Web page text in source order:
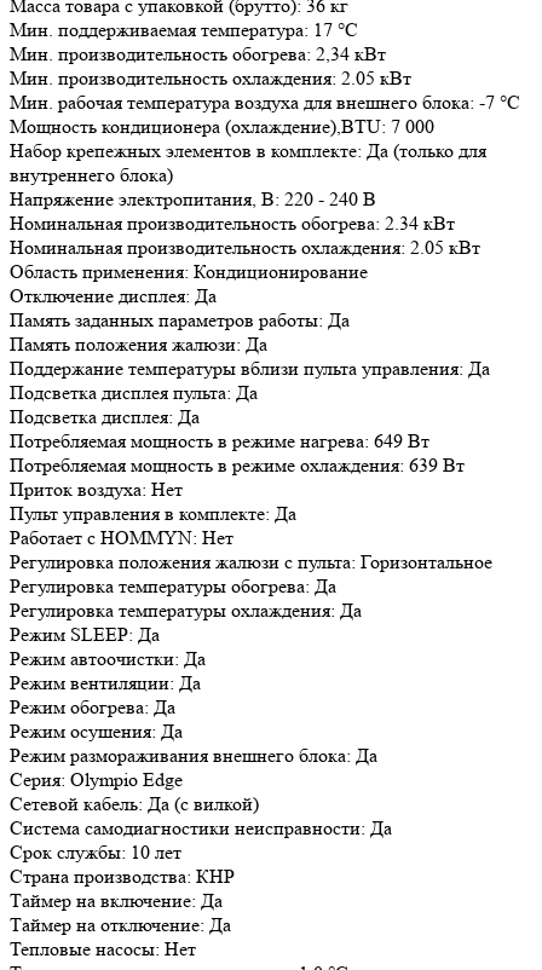
Масса товара с упаковкой (брутто): 36 кг
Мин. поддерживаемая температура: 17 °С
Мин. производительность обогрева: 2,34 кВт
Мин. производительность охлаждения: 2.05 кВт
Мин. рабочая температура воздуха для внешнего блока: -7 °С
Мощность кондиционера (охлаждение),BTU: 7 000
Набор крепежных элементов в комплекте: Да (только для
внутреннего блока)
Напряжение электропитания, В: 220 - 240 В
Номинальная производительность обогрева: 2.34 кВт
Номинальная производительность охлаждения: 2.05 кВт
Область применения: Кондиционирование
Отключение дисплея: Да
Память заданных параметров работы: Да
Память положения жалюзи: Да
Поддержание температуры вблизи пульта управления: Да
Подсветка дисплея пульта: Да
Подсветка дисплея: Да
Потребляемая мощность в режиме нагрева: 649 Вт
Потребляемая мощность в режиме охлаждения: 639 Вт
Приток воздуха: Нет
Пульт управления в комплекте: Да
Работает с HOMMYN: Нет
Регулировка положения жалюзи с пульта: Горизонтальное
Регулировка температуры обогрева: Да
Регулировка температуры охлаждения: Да
Режим SLEEP: Да
Режим автоочистки: Да
Режим вентиляции: Да
Режим обогрева: Да
Режим осушения: Да
Режим размораживания внешнего блока: Да
Серия: Olympio Edge
Сетевой кабель: Да (с вилкой)
Система самодиагностики неисправности: Да
Срок службы: 10 лет
Страна производства: КНР
Таймер на включение: Да
Таймер на отключение: Да
Тепловые насосы: Нет